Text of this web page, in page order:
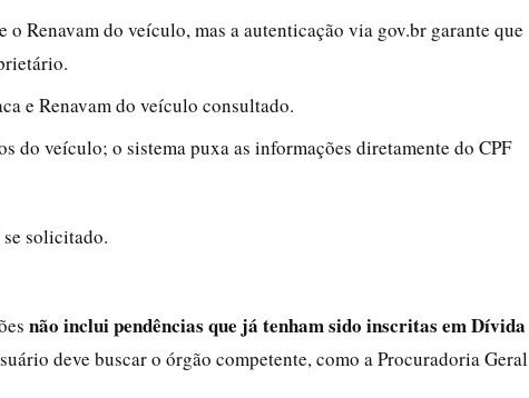
o Renavam do veículo, mas a autenticação via gov.br garante que
e Renavam do veículo consultado.
do veículo; o sistema puxa as informações diretamente do CPF
solicitado.
não inclui pendências que já tenham sido inscritas em Dívida
deve buscar o órgão competente, como a Procuradoria Geral